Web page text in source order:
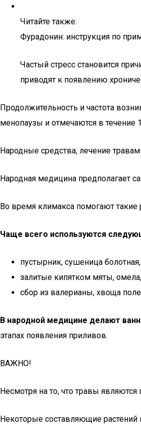
Читайте также:
Фурадонин: инструкция по
Частый стресс становится
приводят к появлению
Продолжительность и частота
менопаузы и отмечаются в течение
Народные средства, лечение
Народная медицина предполагает
Во время климакса помогают
Чаще всего используются
пустырник, сушеница
залитые кипятком мяты,
сбор из валерианы, хвоща
В народной медицине делают
этапах появления приливов.
ВАЖНО!
Несмотря на то, что травы
Некоторые составляющие растений